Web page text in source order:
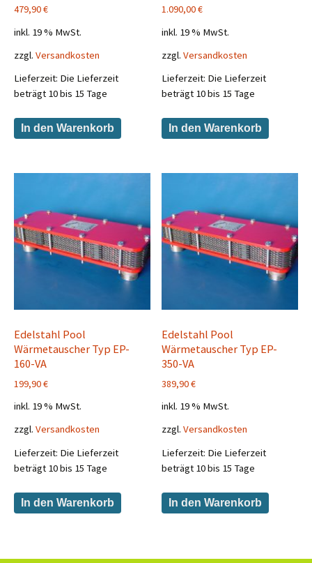
479,90€
inkl. 19 % MwSt.
zzgl. Versandkosten
Lieferzeit: Die Lieferzeit
beträgt 10 bis 15 Tage
In den Warenkorb
1.090,00€
inkl. 19 % MwSt.
zzgl.Versandkosten
Lieferzeit: Die Lieferzeit
beträgt 10 bis 15 Tage
In den Warenkorb
Edelstahl Pool
Wärmetauscher Typ EP-
160-VA
199,90€
inkl. 19 % MwSt.
zzgl. Versandkosten
Lieferzeit: Die Lieferzeit
beträgt 10 bis 15 Tage
In den Warenkorb
Edelstahl Pool
Wärmetauscher Typ EP-
350-VA
389,90€
inkl. 19 % MwSt.
zzgl.Versandkosten
Lieferzeit: Die Lieferzeit
beträgt 10 bis 15 Tage
In den Warenkorb